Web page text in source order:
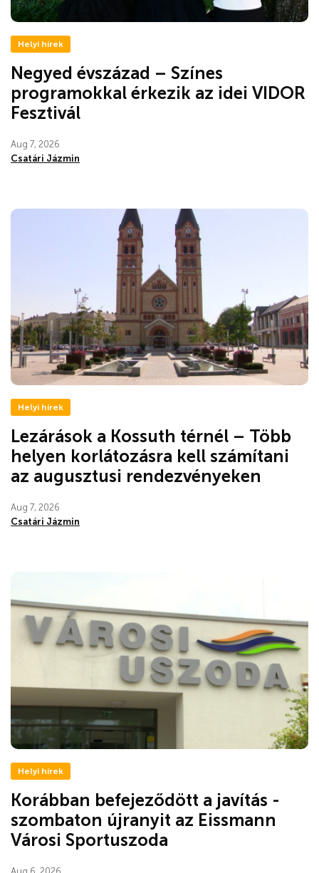
Helyi hírek
Negyed évszázad – Színes
programokkal érkezik az idei VIDOR
Fesztivál
Aug 7, 2026
Csatári Jázmin
Helyi hírek
Lezárások a Kossuth térnél – Több
helyen korlátozásra kell számítani
az augusztusi rendezvényeken
Aug 7, 2026
Csatári Jázmin
Helyi hírek
Korábban befejeződött a javítás -
szombaton újranyit az Eissmann
Városi Sportuszoda